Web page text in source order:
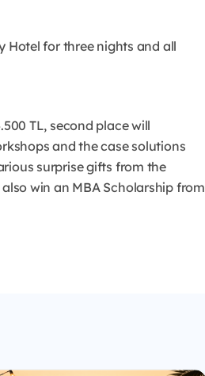
Hotel for three nights and all
TL, second place will
and the case solutions
surprise gifts from the
win an MBA Scholarship from